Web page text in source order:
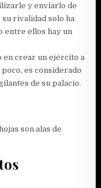
y enviarlo de
rivalidad solo ha
entre ellos hay un
en crear un ejército a
es considerado
de su palacio.
son alas de